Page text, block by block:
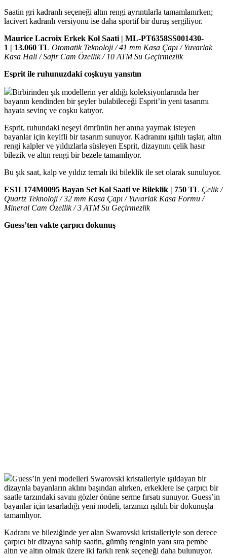
Saatin gri kadranlı seçeneği altın rengi ayrıntılarla tamamlanırken;
lacivert kadranlı versiyonu ise daha sportif bir duruş sergiliyor.
Maurice Lacroix Erkek Kol Saati | ML-PT6358SS001430-
1 | 13.060 TL Otomatik Teknoloji / 41 mm Kasa Çapı / Yuvarlak
Kasa Hali / Safir Cam Özellik / 10 ATM Su Geçirmezlik
Esprit ile ruhunuzdaki coşkuyu yansıtın
Birbirinden şık modellerin yer aldığı koleksiyonlarında her
bayanın kendinden bir şeyler bulabileceği Esprit’in yeni tasarımı
hayata sevinç ve coşku katıyor.
Esprit, ruhundaki neşeyi ömrünün her anına yaymak isteyen
bayanlar için keyifli bir tasarım sunuyor. Kadranını ışıltılı taşlar, altın
rengi kalpler ve yıldızlarla süsleyen Esprit, dizaynını çelik hasır
bilezik ve altın rengi bir bezele tamamlıyor.
Bu şık saat, kalp ve yıldız temalı iki bileklik ile set olarak sunuluyor.
ES1L174M0095 Bayan Set Kol Saati ve Bileklik | 750 TL Çelik /
Quartz Teknoloji / 32 mm Kasa Çapı / Yuvarlak Kasa Formu /
Mineral Cam Özellik / 3 ATM Su Geçirmezlik
Guess’ten vakte çarpıcı dokunuş
Guess’in yeni modelleri Swarovski kristalleriyle ışıldayan bir
dizaynla bayanların aklını başından alırken, erkeklere ise çarpıcı bir
saatle tarzındaki savını gözler önüne serme fırsatı sunuyor. Guess’in
bayanlar için tasarladığı yeni modeli, tarzınızı ışıltılı bir dokunuşla
tamamlıyor.
Kadranı ve bileziğinde yer alan Swarovski kristalleriyle son derece
çarpıcı bir dizayna sahip saatin, gümüş renginin yanı sıra pembe
altın ve altın olmak üzere iki farklı renk seçeneği daha bulunuyor.